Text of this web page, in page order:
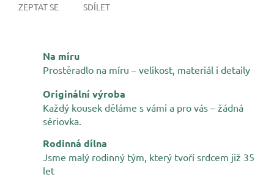
ZEPTAT SE SDÍLET
Na míru
Prostěradlo na míru – velikost, materiál i detaily
Originální výroba
Každý kousek děláme s vámi a pro vás – žádná
sériovka.
Rodinná dílna
Jsme malý rodinný tým, který tvoří srdcem již 35
let